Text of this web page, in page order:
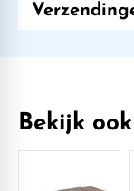
Bekijk ook